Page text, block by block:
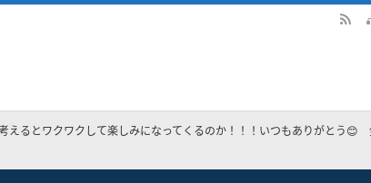
えるとワクワクして楽しみになってくるのか！！！いつもありがとう😊